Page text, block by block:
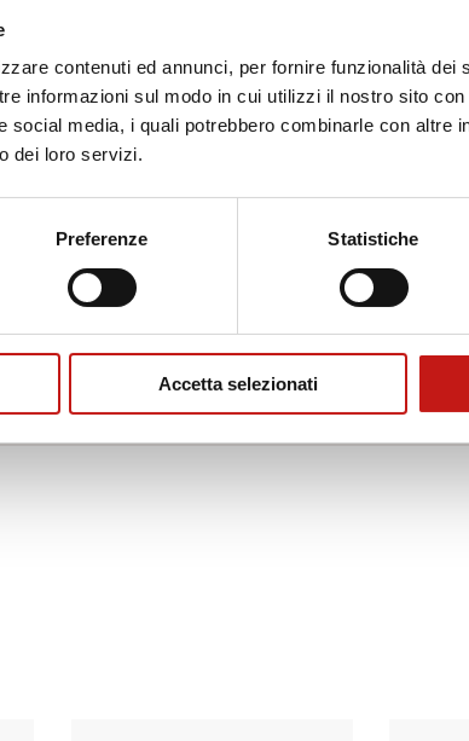
contenuti ed annunci, per fornire funzionalità dei
informazioni sul modo in cui utilizzi il nostro sito
social media, i quali potrebbero combinarle con altre
dei loro servizi.
Preferenze Statistiche
Accetta selezionati
informazioni?